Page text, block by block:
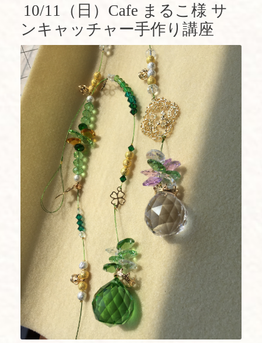
10/11（日）Cafe まるこ様 サ
ンキャッチャー手作り講座